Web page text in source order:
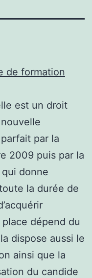
de formation
est un droit
par la
2009 puis par la
donne
la durée de
dépend du
dispose aussi le
ainsi que la
du candide